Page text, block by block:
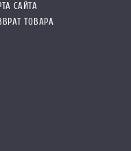
САЙТА
ТОВАРА